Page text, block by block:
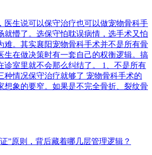
医生说可以保守治疗也可以做宠物骨科手
就懵了。选保守怕耽误病情，选手术又怕
难。其实襄阳宠物骨科手术并不是所有骨
生在做决策时有一套自己的权衡逻辑。搞
诊室里就不会那么纠结了。 1、不是所有
种情况保守治疗就够了‌ 宠物骨科手术的
想象的要窄。如果是不完全骨折、裂纹骨
”原则，背后藏着哪几层管理逻辑？